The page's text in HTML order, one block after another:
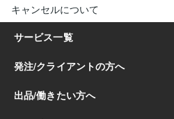
キャンセルについて